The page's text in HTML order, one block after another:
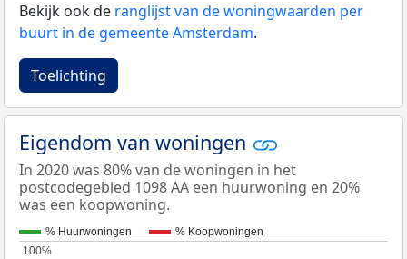
Bekijk ook de ranglijst van de woningwaarden per
buurt in de gemeente Amsterdam.
Toelichting
Eigendom van woningen
In 2020 was 80% van de woningen in het
postcodegebied 1098 AA een huurwoning en 20%
was een koopwoning.
% Huurwoningen % Koopwoningen
100%
100%